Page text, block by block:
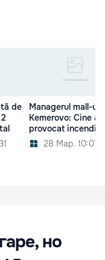
de
Managerul mall-
Kemerovo: Cine a
provocat incendiul
28 Мар. 10:07
но